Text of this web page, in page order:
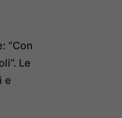
“Con
Le
e